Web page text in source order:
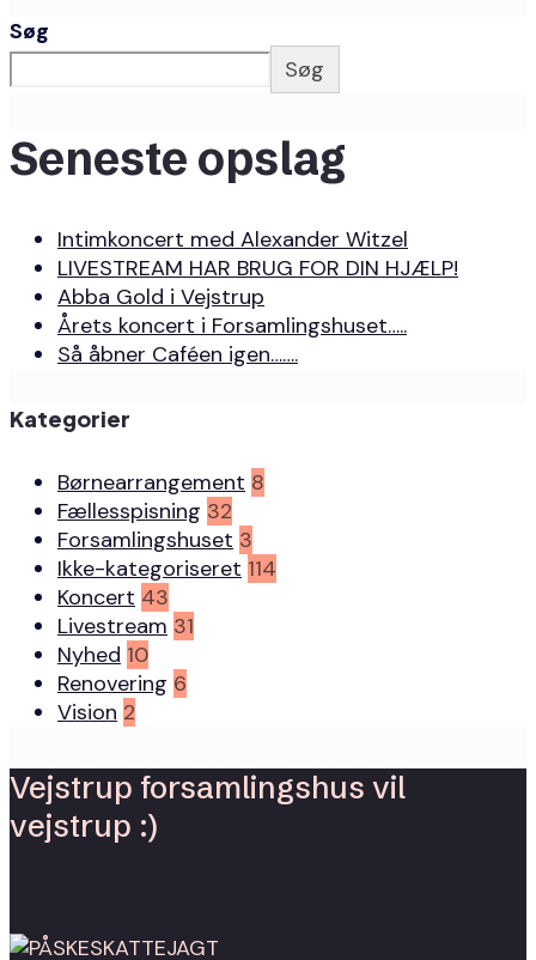
Søg
Søg
Seneste opslag
Intimkoncert med Alexander Witzel
LIVESTREAM HAR BRUG FOR DIN HJÆLP!
Abba Gold i Vejstrup
Årets koncert i Forsamlingshuset…..
Så åbner Caféen igen…….
Kategorier
Børnearrangement 8
Fællesspisning 32
Forsamlingshuset 3
Ikke-kategoriseret 114
Koncert 43
Livestream 31
Nyhed 10
Renovering 6
Vision 2
Vejstrup forsamlingshus vil
vejstrup :)